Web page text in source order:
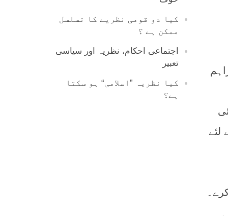
کیا دو قومی نظریے کا تسلسل
ممکن ہے ؟
اجتماعی احکام، نظریہ اور سیاسی
تعبیر
کیا نظریہ ”اسلامی“ ہو سکتا
ہے؟
لئے